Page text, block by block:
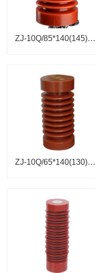
ZJ-10Q/85*140(145)支柱绝缘子
ZJ-10Q/65*140(130)支柱绝缘子